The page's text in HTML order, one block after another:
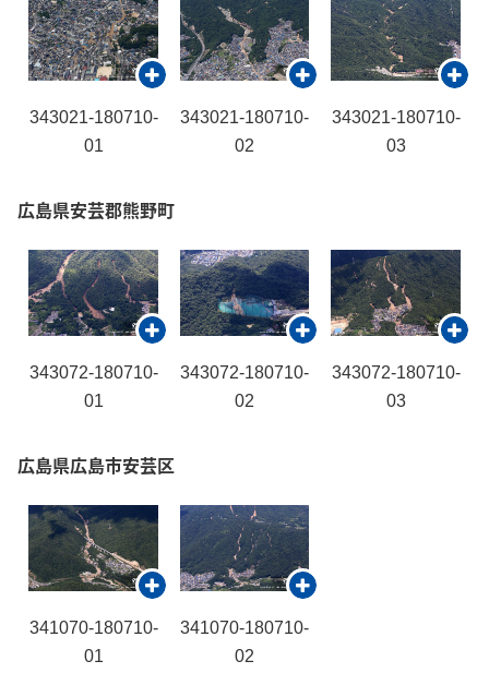
343021-180710-
01
343021-180710-
02
343021-180710-
03
広島県安芸郡熊野町
343072-180710-
01
343072-180710-
02
343072-180710-
03
広島県広島市安芸区
341070-180710-
01
341070-180710-
02